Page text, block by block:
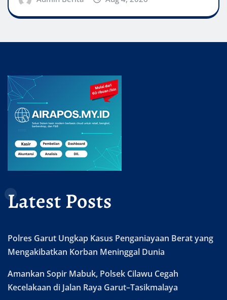
Latest Posts
Polres Garut Ungkap Kasus Penganiayaan Berat yang
Mengakibatkan Korban Meninggal Dunia
Amankan Sopir Mabuk, Polsek Cilawu Cegah
Kecelakaan di Jalan Raya Garut–Tasikmalaya